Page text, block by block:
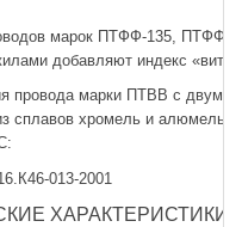
марок ПТФФ-135, ПТФФ-
добавляют индекс «вит».
провода марки ПТВВ с двумя
сплавов хромель и алюмель
013-2001
ХАРАКТЕРИСТИКИ